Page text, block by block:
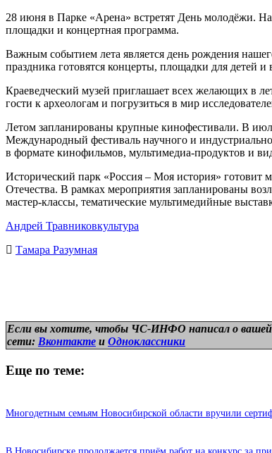
28 июня в Парке «Арена» встретят День молодёжи.
площадки и концертная программа.
Важным событием лета является день рождения
праздника готовятся концерты, площадки для детей
Краеведческий музей приглашает всех желающих в
гости к археологам и погрузиться в мир
Летом запланированы крупные кинофестивали. В
Международный фестиваль научного и
в формате кинофильмов, мультимедиа-продуктов и
Исторический парк «Россия – Моя история»
Отечества. В рамках мероприятия запланированы
мастер-классы, тематические мультимедийные
Андрей Травниковкультура
Тамара Разумная
Если вы хотите, чтобы ЧС-ИНФО написал о вашей
сети: Вконтакте и Одноклассники
Еще по теме:
Многодетным семьям Новосибирской области вручили